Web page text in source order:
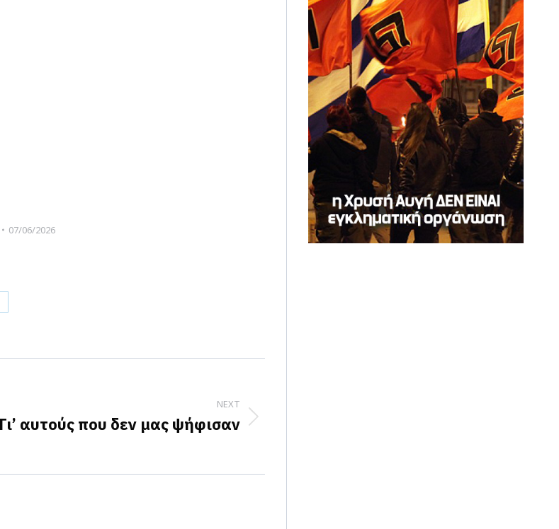
07/06/2026
NEXT
Γι’ αυτούς που δεν μας ψήφισαν